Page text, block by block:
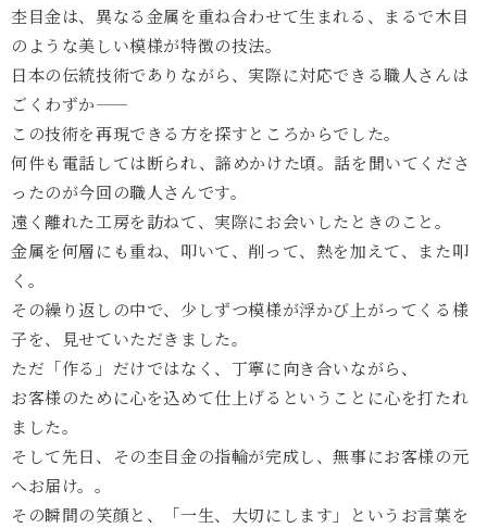
杢目金は、異なる金属を重ね合わせて生まれる、まるで木目
のような美しい模様が特徴の技法。
日本の伝統技術でありながら、実際に対応できる職人さんは
ごくわずか——
この技術を再現できる方を探すところからでした。
何件も電話しては断られ、諦めかけた頃。話を聞いてくださ
ったのが今回の職人さんです。
遠く離れた工房を訪ねて、実際にお会いしたときのこと。
金属を何層にも重ね、叩いて、削って、熱を加えて、また叩
く。
その繰り返しの中で、少しずつ模様が浮かび上がってくる様
子を、見せていただきました。
ただ「作る」だけではなく、丁寧に向き合いながら、
お客様のために心を込めて仕上げるということに心を打たれ
ました。
そして先日、その杢目金の指輪が完成し、無事にお客様の元
へお届け。。
その瞬間の笑顔と、「一生、大切にします」というお言葉を